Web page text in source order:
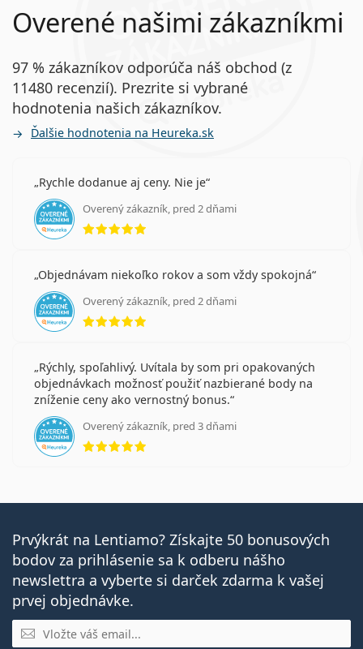
Overené našimi zákazníkmi
97 % zákazníkov odporúča náš obchod (z
11480 recenzií). Prezrite si vybrané
hodnotenia našich zákazníkov.
Ďalšie hodnotenia na Heureka.sk
Rychle dodanue aj ceny. Nie je
Overený zákazník, pred 2 dňami
hodnotenie 5 z 5
Objednávam niekoľko rokov a som vždy spokojná
Overený zákazník, pred 2 dňami
hodnotenie 5 z 5
Rýchly, spoľahlivý. Uvítala by som pri opakovaných
objednávkach možnosť použiť nazbierané body na
zníženie ceny ako vernostný bonus.
Overený zákazník, pred 3 dňami
hodnotenie 5 z 5
Prvýkrát na Lentiamo? Získajte 50 bonusových
bodov za prihlásenie sa k odberu nášho
newslettra a vyberte si darček zdarma k vašej
prvej objednávke.
E-mail